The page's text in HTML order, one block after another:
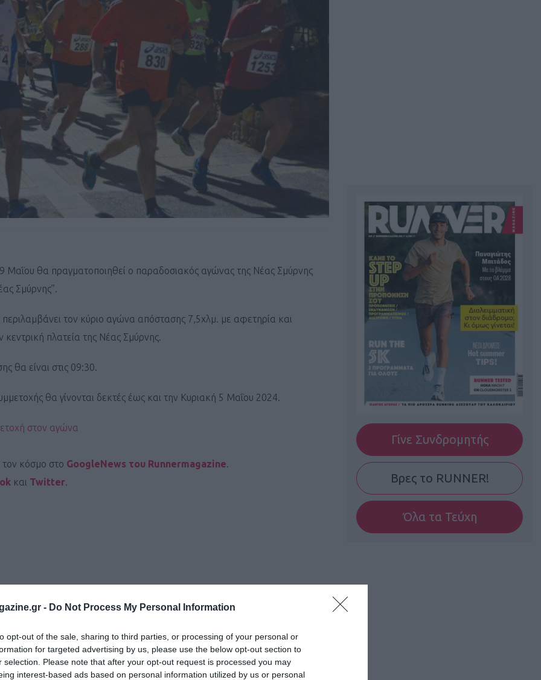
- Do Not Process My Personal Information
opt-out of the sale, sharing to third parties, or processing of your personal or
for targeted advertising by us, please use the below opt-out section to
selection. Please note that after your opt-out request is processed you may
interest-based ads based on personal information utilized by us or personal
Μαΐου θα πραγματοποιηθεί ο παραδοσιακός αγώνας της Νέας Σμύρνης
Σμύρνης”.
τον κύριο αγώνα απόστασης 7,5χλμ. με αφετηρία και
κεντρική πλατεία της Νέας Σμύρνης.
θα είναι στις 09:30.
θα γίνονται δεκτές έως και την Κυριακή 5 Μαΐου 2024.
στον αγώνα
κόσμο στο GoogleNews του Runnermagazine.
και Twitter.
Γίνε Συνδρομητής
Βρες το RUNNER!
Όλα τα Τεύχη